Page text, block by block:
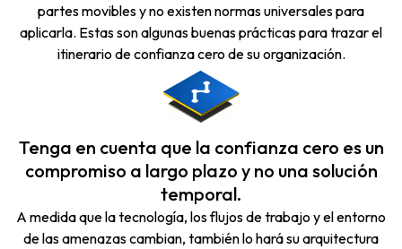
partes movibles y no existen normas universales para
aplicarla. Estas son algunas buenas prácticas para trazar el
itinerario de confianza cero de su organización.
Tenga en cuenta que la confianza cero es un
compromiso a largo plazo y no una solución
temporal.
A medida que la tecnología, los flujos de trabajo y el entorno
de las amenazas cambian, también lo hará su arquitectura